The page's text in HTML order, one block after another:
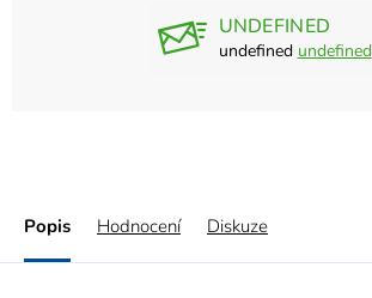
UNDEFINED
undefined undefined
Popis Hodnocení Diskuze